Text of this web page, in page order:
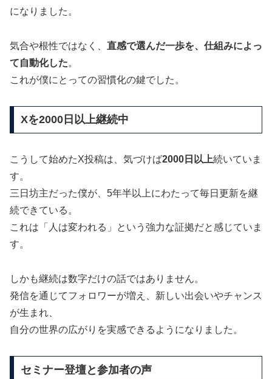
になりました。
気合や根性ではなく、 直感で選んだ一歩を、仕組みによっ
て自動化した。
これが僕にとっての習慣化の鍵でした。
Xを2000日以上継続中
こうして始めたX投稿は、気づけば2000日以上続いていま
す。
三日坊主だった僕が、5年半以上にわたって毎日更新を継
続できている。
これは「人は変われる」という強力な証拠だと感じていま
す。
しかも継続は数字だけの話ではありません。
発信を通じてフォロワーが増え、新しい出会いやチャンス
が生まれ、
自分の世界の広がりを実感できるようになりました。
セミナー登壇と参加者の声